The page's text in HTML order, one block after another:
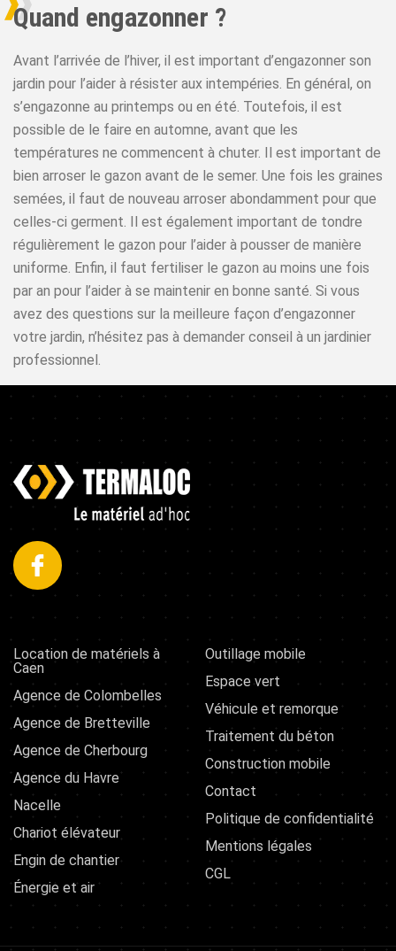
Quand engazonner ?
Avant l’arrivée de l’hiver, il est important d’engazonner son
jardin pour l’aider à résister aux intempéries. En général, on
s’engazonne au printemps ou en été. Toutefois, il est
possible de le faire en automne, avant que les
températures ne commencent à chuter. Il est important de
bien arroser le gazon avant de le semer. Une fois les graines
semées, il faut de nouveau arroser abondamment pour que
celles-ci germent. Il est également important de tondre
régulièrement le gazon pour l’aider à pousser de manière
uniforme. Enfin, il faut fertiliser le gazon au moins une fois
par an pour l’aider à se maintenir en bonne santé. Si vous
avez des questions sur la meilleure façon d’engazonner
votre jardin, n’hésitez pas à demander conseil à un jardinier
professionnel.
Location de matériels à
Caen
Agence de Colombelles
Agence de Bretteville
Agence de Cherbourg
Agence du Havre
Nacelle
Chariot élévateur
Engin de chantier
Énergie et air
Outillage mobile
Espace vert
Véhicule et remorque
Traitement du béton
Construction mobile
Contact
Politique de confidentialité
Mentions légales
CGL